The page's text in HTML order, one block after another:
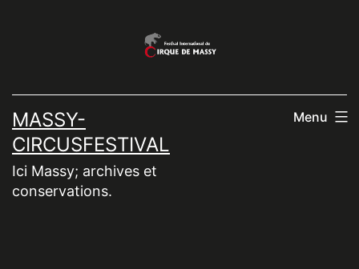
MASSY-
CIRCUSFESTIVAL
Ici Massy; archives et
conservations.
Menu